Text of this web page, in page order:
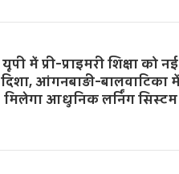
यूपी में प्री-प्राइमरी शिक्षा को नई
दिशा, आंगनबाड़ी-बालवाटिका
मिलेगा आधुनिक लर्निंग सिस्टम